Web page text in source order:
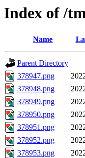
Index of /
Name
Parent Directory
378947.png
378948.png
378949.png
378950.png
378951.png
378952.png
378953.png